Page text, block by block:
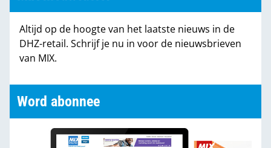
Partners
Altijd op de hoogte van het laatste nieuws in de
DHZ-retail. Schrijf je nu in voor de nieuwsbrieven
van MIX.
Word abonnee